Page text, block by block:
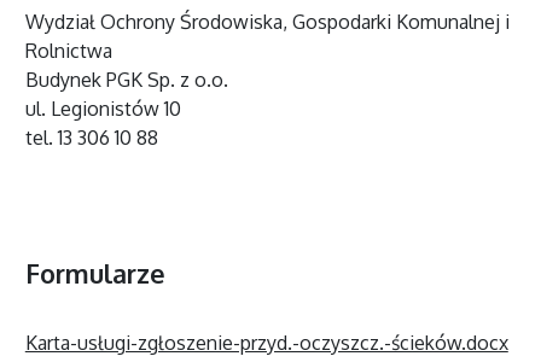
Wydział Ochrony Środowiska, Gospodarki Komunalnej i
Rolnictwa
Budynek PGK Sp. z o.o.
ul. Legionistów 10
tel. 13 306 10 88
Formularze
Karta-usługi-zgłoszenie-przyd.-oczyszcz.-ścieków.docx